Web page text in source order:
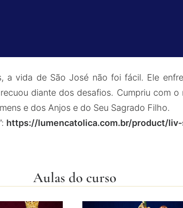
vida de São José não foi fácil. Ele
diante dos desafios. Cumpriu com
e dos Anjos e do Seu Sagrado Filho.
https://lumencatolica.com.br/product/
Aulas do curso